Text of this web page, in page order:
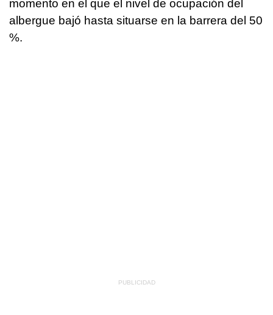
momento en el que el nivel de ocupación del
albergue bajó hasta situarse en la barrera del 50
%.